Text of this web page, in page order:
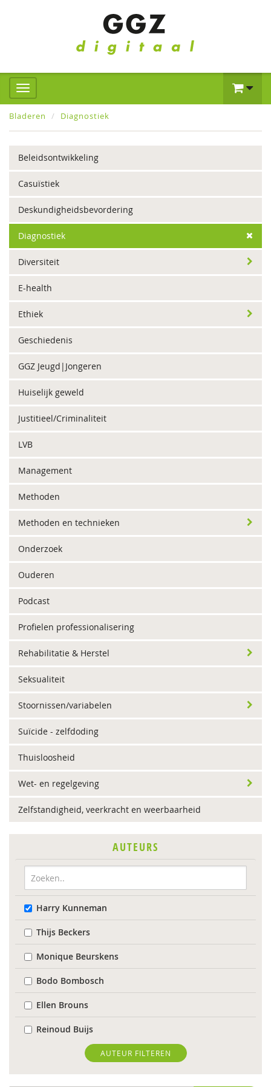
Bladeren Diagnostiek
Beleidsontwikkeling
Casuïstiek
Deskundigheidsbevordering
Diagnostiek
Diversiteit
E-health
Ethiek
Geschiedenis
GGZ Jeugd|Jongeren
Huiselijk geweld
Justitieel/Criminaliteit
LVB
Management
Methoden
Methoden en technieken
Onderzoek
Ouderen
Podcast
Profielen professionalisering
Rehabilitatie & Herstel
Seksualiteit
Stoornissen/variabelen
Suïcide - zelfdoding
Thuisloosheid
Wet- en regelgeving
Zelfstandigheid, veerkracht en weerbaarheid
AUTEURS
Harry Kunneman
Thijs Beckers
Monique Beurskens
Bodo Bombosch
Ellen Brouns
Reinoud Buijs
Evelien Coppens
Dirk Corstens
AUTEUR FILTEREN